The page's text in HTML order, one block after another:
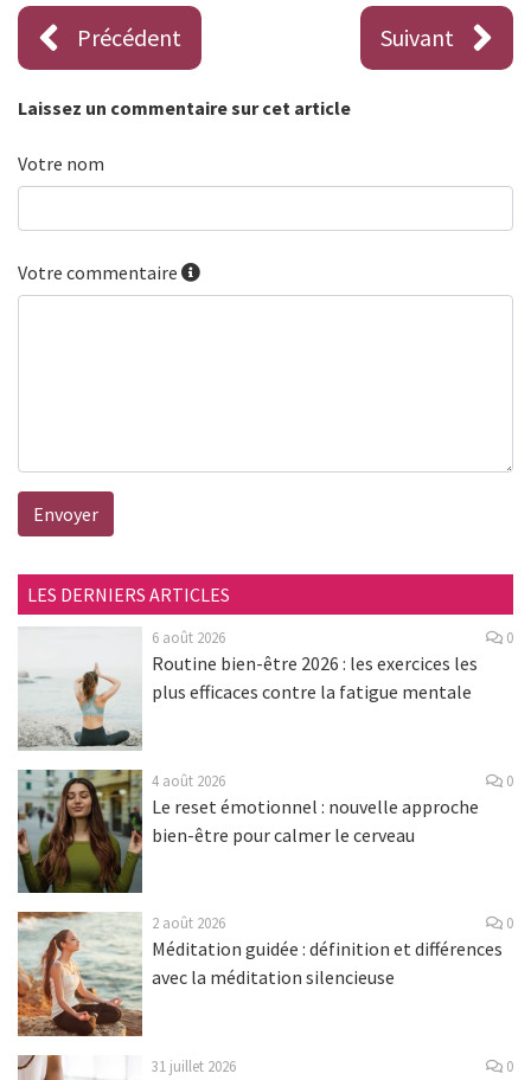
Précédent Suivant
Laissez un commentaire sur cet article
Votre nom
Votre commentaire
Envoyer
LES DERNIERS ARTICLES
6 août 2026 0
Routine bien-être 2026 : les exercices les
plus efficaces contre la fatigue mentale
4 août 2026 0
Le reset émotionnel : nouvelle approche
bien-être pour calmer le cerveau
2 août 2026 0
Méditation guidée : définition et différences
avec la méditation silencieuse
31 juillet 2026 0